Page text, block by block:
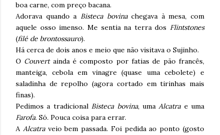
boa carne, com preço bacana.
Adorava quando a Bisteca bovinachegava à mesa, com
aquele osso imenso. Me sentia na terra dos Flintstones
(filé de brontossauro).
Há cerca de dois anos e meio que não visitava o Sujinho.
O Couvert ainda é composto por fatias de pão francês,
manteiga, cebola em vinagre (quase uma cebolete) e
saladinha de repolho (agora cortado em tirinhas mais
finas).
Pedimos a tradicional Bisteca bovina, umaAlcatra e uma
Farofa. Só. Pouca coisa para errar.
A Alcatra veio bem passada. Foi pedida ao ponto (gosto